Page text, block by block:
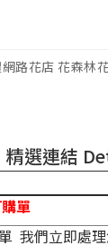
路花店 花森林
精選連結
單
我們立即處